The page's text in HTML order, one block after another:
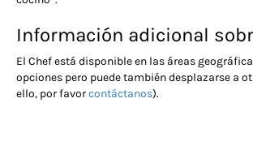
Información adicional
El Chef está disponible en las áreas
opciones pero puede también desplazarse a
ello, por favorcontáctanos).